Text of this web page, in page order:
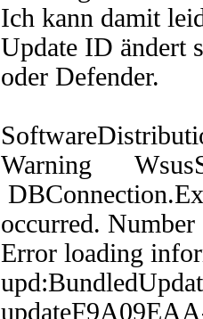
Ich kann damit
Update ID ändert
oder Defender.
Warning
occurred.
Error loading